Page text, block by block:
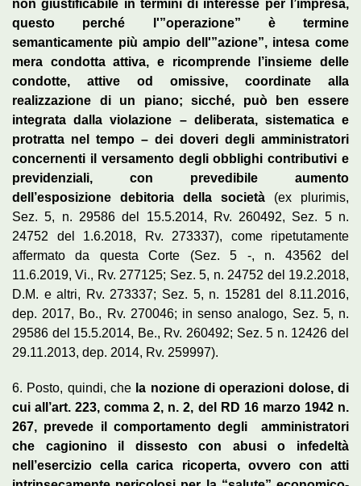
non giustificabile in termini di interesse per l’impresa,
questo perché l'”operazione” è termine
semanticamente più ampio dell'”azione”, intesa come
mera condotta attiva, e ricomprende l’insieme delle
condotte, attive od omissive, coordinate alla
realizzazione di un piano; sicché, può ben essere
integrata dalla violazione – deliberata, sistematica e
protratta nel tempo – dei doveri degli amministratori
concernenti il versamento degli obblighi contributivi e
previdenziali, con prevedibile aumento
dell’esposizione debitoria della società (ex plurimis,
Sez. 5, n. 29586 del 15.5.2014, Rv. 260492, Sez. 5 n.
24752 del 1.6.2018, Rv. 273337), come ripetutamente
affermato da questa Corte (Sez. 5 -, n. 43562 del
11.6.2019, Vi., Rv. 277125; Sez. 5, n. 24752 del 19.2.2018,
D.M. e altri, Rv. 273337; Sez. 5, n. 15281 del 8.11.2016,
dep. 2017, Bo., Rv. 270046; in senso analogo, Sez. 5, n.
29586 del 15.5.2014, Be., Rv. 260492; Sez. 5 n. 12426 del
29.11.2013, dep. 2014, Rv. 259997).
6. Posto, quindi, che la nozione di operazioni dolose, di
cui all’art. 223, comma 2, n. 2, del RD 16 marzo 1942 n.
267, prevede il comportamento degli amministratori
che cagionino il dissesto con abusi o infedeltà
nell’esercizio cella carica ricoperta, ovvero con atti